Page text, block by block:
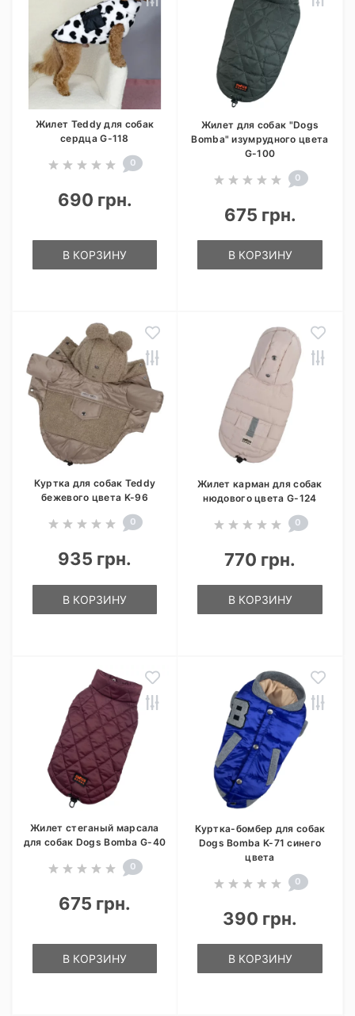
Жилет Teddy для собак
сердца G-118
0
690 грн.
В КОРЗИНУ
Жилет для собак "Dogs
Bomba" изумрудного цвета
G-100
0
675 грн.
В КОРЗИНУ
Куртка для собак Teddy
бежевого цвета K-96
0
935 грн.
В КОРЗИНУ
Жилет карман для собак
нюдового цвета G-124
0
770 грн.
В КОРЗИНУ
Жилет стеганый марсала
для собак Dogs Bomba G-40
0
675 грн.
В КОРЗИНУ
Куртка-бомбер для собак
Dogs Bomba K-71 синего
цвета
0
390 грн.
В КОРЗИНУ